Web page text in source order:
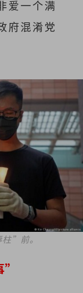
爱一个满
府混淆党
”前。
”